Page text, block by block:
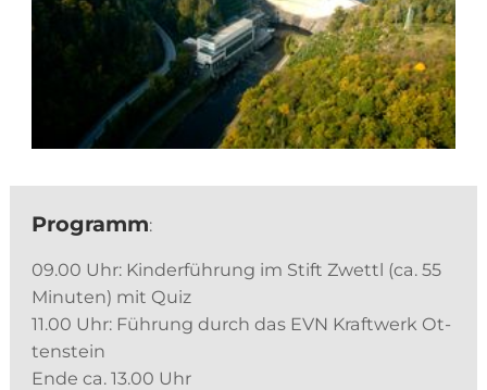
Pro­gramm:
09.00 Uhr: Kin­der­füh­rung im Stift Zwettl (ca. 55
Mi­nu­ten) mit Quiz
11.00 Uhr: Füh­rung durch das EVN Kraft­werk Ot­
ten­stein
Ende ca. 13.00 Uhr